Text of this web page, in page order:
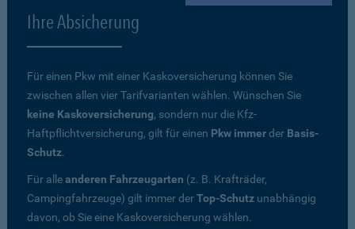
Ihre Absicherung
Für einen Pkw mit einer Kaskoversicherung können Sie
zwischen allen vier Tarifvarianten wählen. Wünschen Sie
keine Kaskoversicherung, sondern nur die Kfz-
Haftpflichtversicherung, gilt für einen Pkw immerder Basis-
Schutz.
Für alleanderen Fahrzeugarten (z. B. Krafträder,
Campingfahrzeuge) gilt immer derTop-Schutz unabhängig
davon, ob Sie eine Kaskoversicherung wählen.